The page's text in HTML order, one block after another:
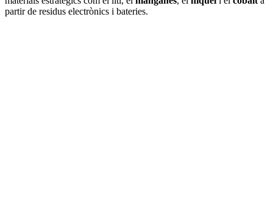
partir de residus electrònics i bateries.